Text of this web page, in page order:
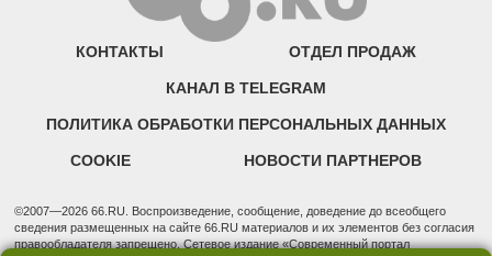
КОНТАКТЫ ОТДЕЛ ПРОДАЖ
КАНАЛ В TELEGRAM
ПОЛИТИКА ОБРАБОТКИ ПЕРСОНАЛЬНЫХ ДАННЫХ
COOKIE НОВОСТИ ПАРТНЕРОВ
©2007—2026 66.RU. Воспроизведение, сообщение, доведение до всеобщего
сведения размещенных на сайте 66.RU материалов и их элементов без согласия
правообладателя запрещено. Сетевое издание «Современный портал